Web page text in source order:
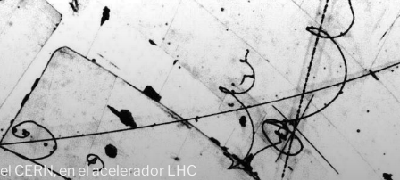
CERN, en el acelerador LHC